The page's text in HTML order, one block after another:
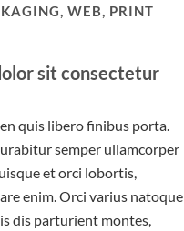
WEB, PRINT
sit consectetur
quis libero finibus porta.
semper ullamcorper
et orci lobortis,
enim. Orci varius natoque
dis parturient montes,